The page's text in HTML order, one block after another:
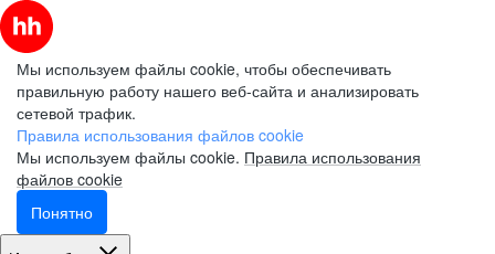
Мы используем файлы cookie, чтобы обеспечивать
правильную работу нашего веб-сайта и анализировать
сетевой трафик.
Правила использования файлов cookie
Мы используем файлы cookie. Правила использования
файлов cookie
Понятно